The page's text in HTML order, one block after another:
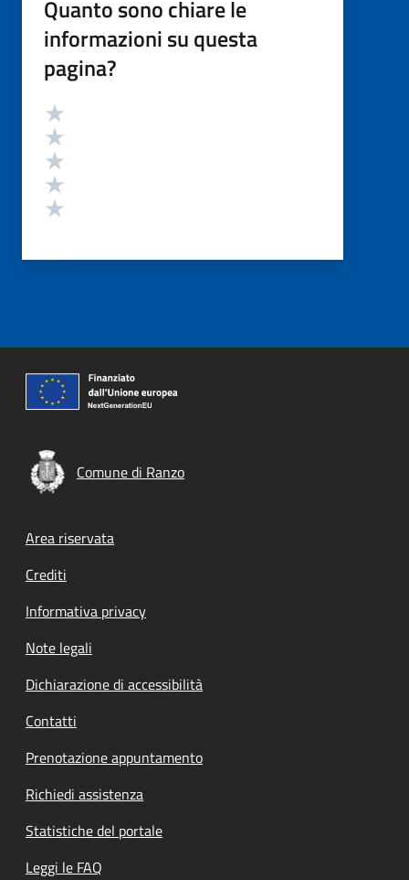
Quanto sono chiare le
informazioni su questa
pagina?
Valutazione
Comune di Ranzo
Footer menu
Area riservata
Crediti
Informativa privacy
Note legali
Dichiarazione di accessibilità
Contatti
Prenotazione appuntamento
Richiedi assistenza
Statistiche del portale
Leggi le FAQ